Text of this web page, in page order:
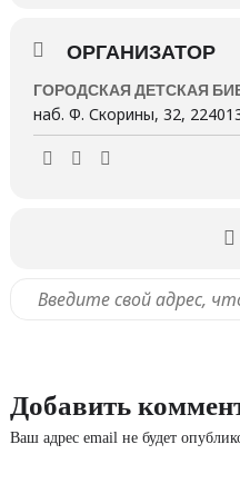
ОРГАНИЗАТОР
ГОРОДСКАЯ ДЕТСКАЯ
наб. Ф. Скорины, 32,
Добавить
Ваш адрес email не будет